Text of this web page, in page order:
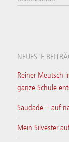
NEUESTE
Reiner Meutsch
ganze Schule
Saudade – auf
Mein Silvester